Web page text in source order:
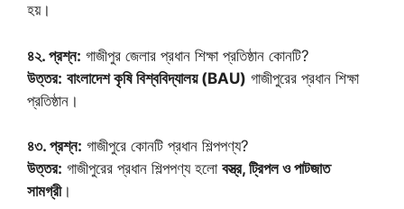
হয়।
৪২. প্রশ্ন: গাজীপুর জেলার প্রধান শিক্ষা প্রতিষ্ঠান কোনটি?
উত্তর: বাংলাদেশ কৃষি বিশ্ববিদ্যালয় (BAU) গাজীপুরের প্রধান শিক্ষা
প্রতিষ্ঠান।
৪৩. প্রশ্ন: গাজীপুরে কোনটি প্রধান শিল্পপণ্য?
উত্তর: গাজীপুরের প্রধান শিল্পপণ্য হলো বস্ত্র, ট্রিপল ও পাটজাত
সামগ্রী।